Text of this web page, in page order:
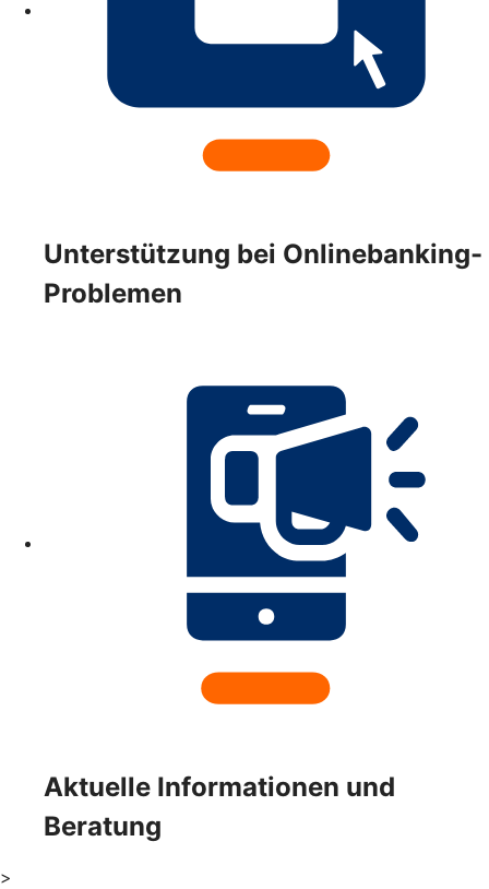
Unterstützung bei Onlinebanking-
Problemen
Aktuelle Informationen und
Beratung
>